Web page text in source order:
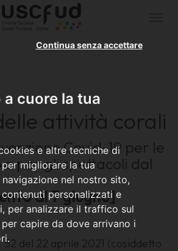
cuore la tua
e altre tecniche di
migliorare la tua
nel nostro sito,
personalizzati e
per analizzare il traffico sul
capire da dove arrivano i
Continua senza accettare
attività corali
Covid-19 per le
e per gli spettacoli dal
al 7 giugno]
del 22 aprile 2021 (cosiddetto